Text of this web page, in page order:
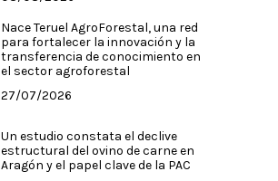
Nace Teruel AgroForestal, una red
para fortalecer la innovación y la
transferencia de conocimiento en
el sector agroforestal
27/07/2026
Un estudio constata el declive
estructural del ovino de carne en
Aragón y el papel clave de la PAC